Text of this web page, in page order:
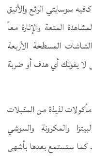
سوسايتي الرائع والأنيق
المتعة والإثارة معاً
المسطحة الأربعة
لا يفوتك أي هدف أو ضربة
لذيذة من المقبلات
والمكرونة والسوشي
ستستمع بعدها بأشهى